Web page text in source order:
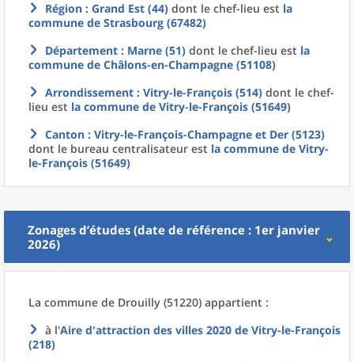
Région : Grand Est (44) dont le chef-lieu est la
commune de Strasbourg (67482)
Département : Marne (51) dont le chef-lieu est la
commune de Châlons-en-Champagne (51108)
Arrondissement : Vitry-le-François (514) dont le chef-
lieu est la commune de Vitry-le-François (51649)
Canton : Vitry-le-François-Champagne et Der (5123)
dont le bureau centralisateur est la commune de Vitry-
le-François (51649)
Zonages d’études (date de référence : 1er janvier
2026)
La commune de Drouilly (51220) appartient :
à l'Aire d'attraction des villes 2020 de Vitry-le-François
(218)